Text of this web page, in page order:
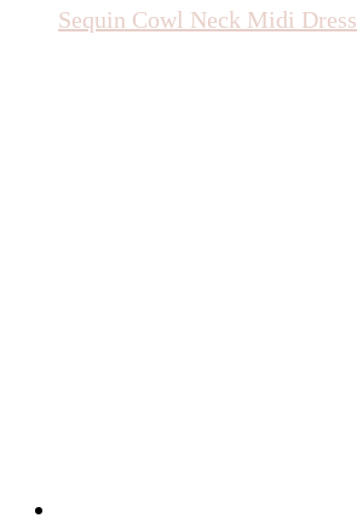
Sequin Cowl Neck Midi Dress